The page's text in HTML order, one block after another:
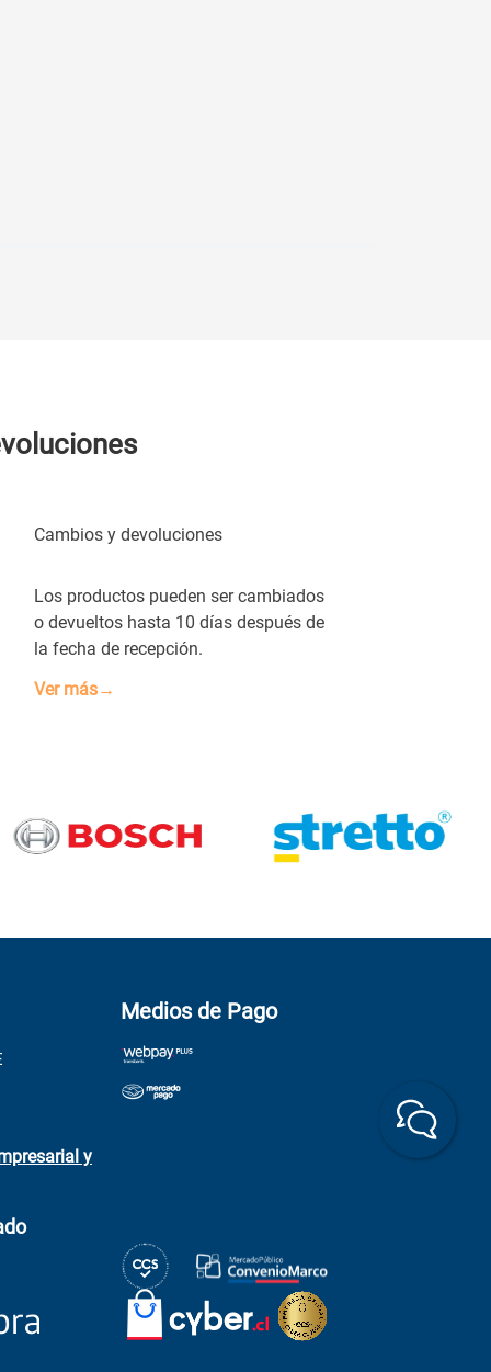
Cambios y devoluciones
Los productos pueden ser cambiados
o devueltos hasta 10 días después de
la fecha de recepción.
Ver más→
y
Medios de Pago